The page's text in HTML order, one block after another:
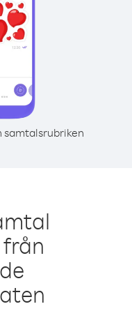
samtalsrubriken